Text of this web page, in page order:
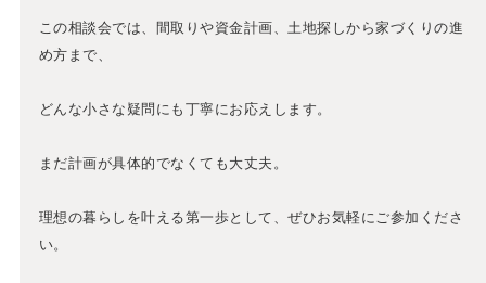
この相談会では、間取りや資金計画、土地探しから家づくりの進
め方まで、
どんな小さな疑問にも丁寧にお応えします。
まだ計画が具体的でなくても大丈夫。
理想の暮らしを叶える第一歩として、ぜひお気軽にご参加くださ
い。